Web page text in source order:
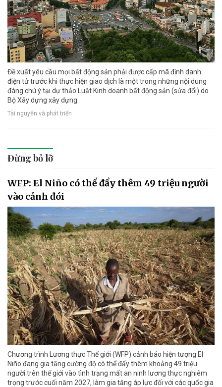
Đề xuất yêu cầu mọi bất động sản phải được cấp mã định danh
điện tử trước khi thực hiện giao dịch là một trong những nội dung
đáng chú ý tại dự thảo Luật Kinh doanh bất động sản (sửa đổi) do
Bộ Xây dựng xây dựng.
Tài nguyên và phát triển
Đừng bỏ lỡ
WFP: El Niño có thể đẩy thêm 49 triệu người
vào cảnh đói
Chương trình Lương thực Thế giới (WFP) cảnh báo hiện tượng El
Niño đang gia tăng cường độ có thể đẩy thêm khoảng 49 triệu
người trên thế giới vào tình trạng mất an ninh lương thực nghiêm
trọng trước cuối năm 2027, làm gia tăng áp lực đối với các quốc gia